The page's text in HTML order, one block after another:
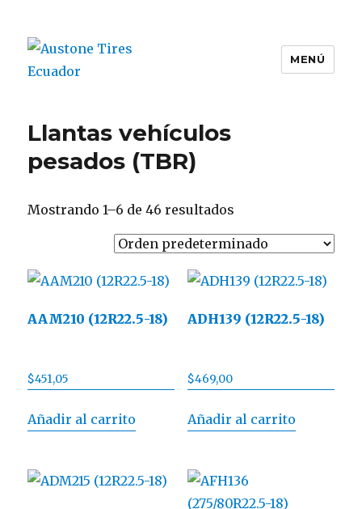
MENÚ
Llantas vehículos
pesados (TBR)
Mostrando 1–6 de 46 resultados
AAM210 (12R22.5-18)
$451,05
Añadir al carrito
ADH139 (12R22.5-18)
$469,00
Añadir al carrito